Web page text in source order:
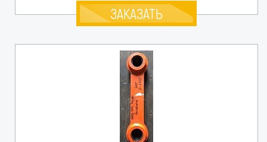
ЗАКАЗАТЬ